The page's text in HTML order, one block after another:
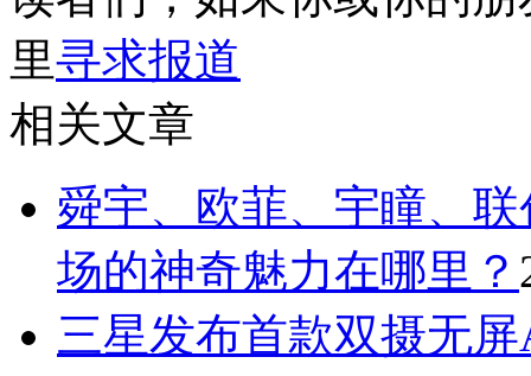
里寻求报道
相关文章
舜宇、欧菲、宇瞳、
场的神奇魅力在哪里？
三星发布首款双摄无